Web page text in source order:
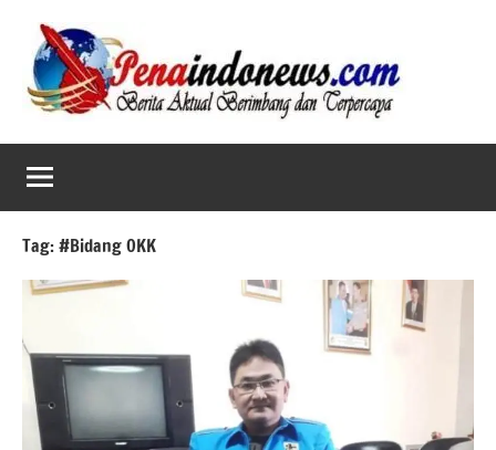
content
Tag:#Bidang OKK